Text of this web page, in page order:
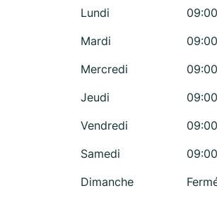
Lundi
Mardi
Mercredi
Jeudi
Vendredi
Samedi
Dimanche